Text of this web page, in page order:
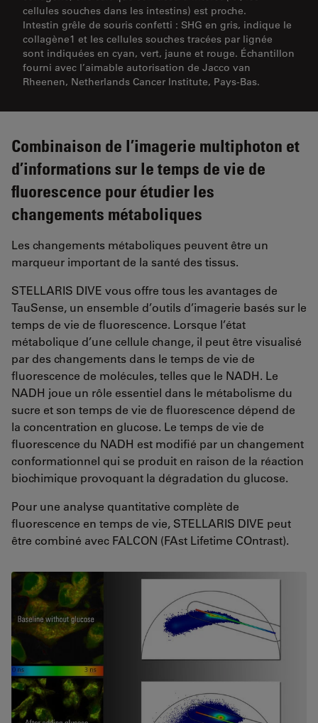
cellules souches dans les intestins) est proche.
Intestin grêle de souris confetti : SHG en gris, indique le
collagène1 et les cellules souches tracées par lignée
sont indiquées en cyan, vert, jaune et rouge. Échantillon
fourni avec l’aimable autorisation de Jacco van
Rheenen, Netherlands Cancer Institute, Pays-Bas.
Combinaison de l’imagerie multiphoton et
d’informations sur le temps de vie de
fluorescence pour étudier les
changements métaboliques
Les changements métaboliques peuvent être un
marqueur important de la santé des tissus.
STELLARIS DIVE vous offre tous les avantages de
TauSense, un ensemble d’outils d’imagerie basés sur le
temps de vie de fluorescence. Lorsque l’état
métabolique d’une cellule change, il peut être visualisé
par des changements dans le temps de vie de
fluorescence de molécules, telles que le NADH. Le
NADH joue un rôle essentiel dans le métabolisme du
sucre et son temps de vie de fluorescence dépend de
la concentration en glucose. Le temps de vie de
fluorescence du NADH est modifié par un changement
conformationnel qui se produit en raison de la réaction
biochimique provoquant la dégradation du glucose.
Pour une analyse quantitative complète de
fluorescence en temps de vie, STELLARIS DIVE peut
être combiné avec FALCON (FAst Lifetime COntrast).